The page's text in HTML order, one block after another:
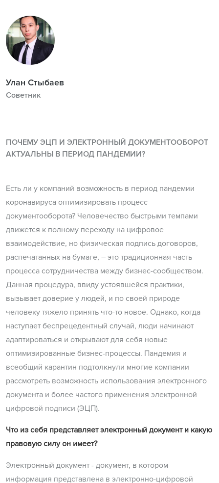
Улан Стыбаев
Советник
ПОЧЕМУ ЭЦП И ЭЛЕКТРОННЫЙ ДОКУМЕНТООБОРОТ
АКТУАЛЬНЫ В ПЕРИОД ПАНДЕМИИ?
Есть ли у компаний возможность в период пандемии
коронавируса оптимизировать процесс
документооборота? Человечество быстрыми темпами
движется к полному переходу на цифровое
взаимодействие, но физическая подпись договоров,
распечатанных на бумаге, – это традиционная часть
процесса сотрудничества между бизнес-сообществом.
Данная процедура, ввиду устоявшейся практики,
вызывает доверие у людей, и по своей природе
человеку тяжело принять что-то новое. Однако, когда
наступает беспрецедентный случай, люди начинают
адаптироваться и открывают для себя новые
оптимизированные бизнес-процессы. Пандемия и
всеобщий карантин подтолкнули многие компании
рассмотреть возможность использования электронного
документа и более частого применения электронной
цифровой подписи (ЭЦП).
Что из себя представляет электронный документ и какую
правовую силу он имеет?
Электронный документ - документ, в котором
информация представлена в электронно-цифровой